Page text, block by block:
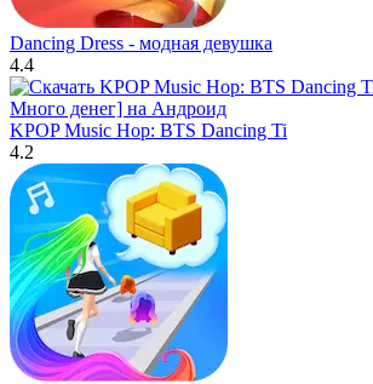
Dancing Dress - модная девушка
4.4
KPOP Music Hop: BTS Dancing Ti
4.2